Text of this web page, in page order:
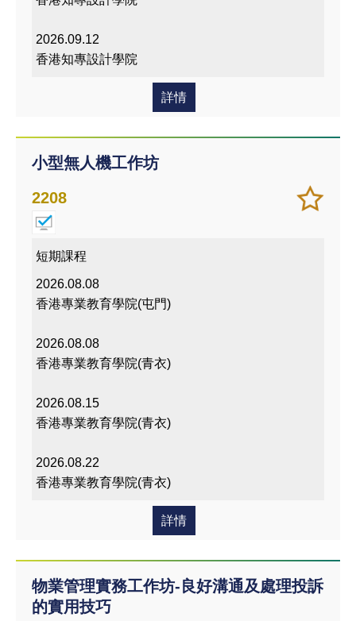
2026.09.12
香港知專設計學院
詳情
小型無人機工作坊
加
入/
儲存
課程
2208
短期課程
2026.08.08
香港專業教育學院(屯門)
2026.08.08
香港專業教育學院(青衣)
2026.08.15
香港專業教育學院(青衣)
2026.08.22
香港專業教育學院(青衣)
詳情
物業管理實務工作坊-良好溝通及處理投訴
的實用技巧